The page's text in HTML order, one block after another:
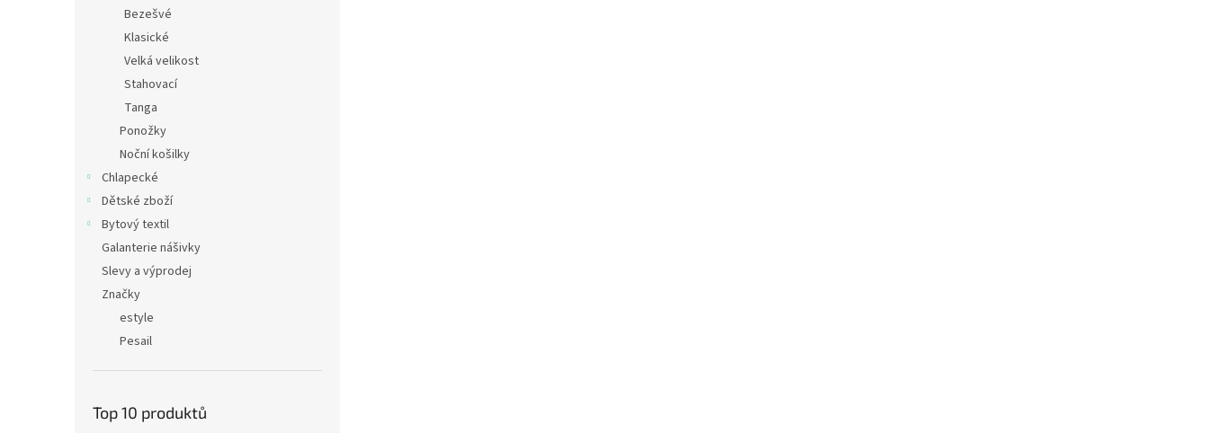
Bezešvé
Klasické
Velká velikost
Stahovací
Tanga
Ponožky
Noční košilky
Chlapecké
Dětské zboží
Bytový textil
Galanterie nášivky
Slevy a výprodej
Značky
estyle
Pesail
Top 10 produktů